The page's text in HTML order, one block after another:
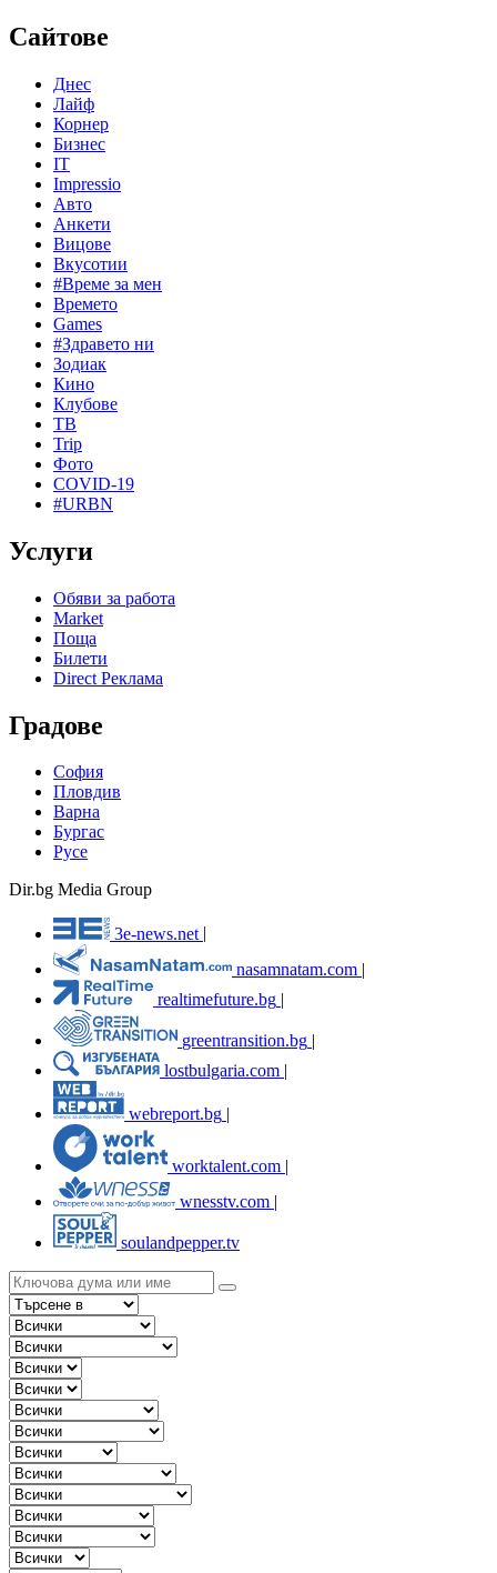
Сайтове
Днес
Лайф
Корнер
Бизнес
IT
Impressio
Авто
Анкети
Вицове
Вкусотии
#Време за мен
Времето
Games
#Здравето ни
Зодиак
Кино
Клубове
ТВ
Trip
Фото
COVID-19
#URBN
Услуги
Обяви за работа
Market
Поща
Билети
Direct Реклама
Градове
София
Пловдив
Варна
Бургас
Русе
Dir.bg Media Group
3e-news.net
nasamnatam.com |
realtimefuture.bg |
greentransition.bg |
lostbulgaria.com |
webreport.bg
worktalent.com |
wnesstv.com |
soulandpepper.tv